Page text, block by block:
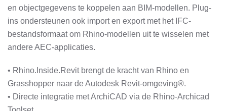
en objectgegevens te koppelen aan BIM-modellen. Plug-
ins ondersteunen ook import en export met het IFC-
bestandsformaat om Rhino-modellen uit te wisselen met
andere AEC-applicaties.
• Rhino.Inside.Revit brengt de kracht van Rhino en
Grasshopper naar de Autodesk Revit-omgeving®.
• Directe integratie met ArchiCAD via de Rhino-Archicad